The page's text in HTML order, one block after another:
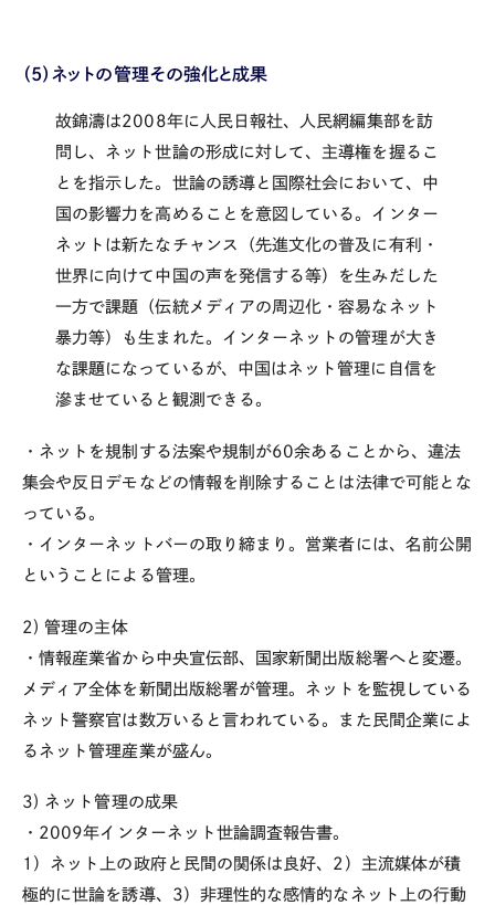
（5）ネットの管理その強化と成果
故錦濤は2008年に人民日報社、人民網編集部を訪
問し、ネット世論の形成に対して、主導権を握るこ
とを指示した。世論の誘導と国際社会において、中
国の影響力を高めることを意図している。インター
ネットは新たなチャンス（先進文化の普及に有利・
世界に向けて中国の声を発信する等）を生みだした
一方で課題（伝統メディアの周辺化・容易なネット
暴力等）も生まれた。インターネットの管理が大き
な課題になっているが、中国はネット管理に自信を
滲ませていると観測できる。
・ネットを規制する法案や規制が60余あることから、違法
集会や反日デモなどの情報を削除することは法律で可能とな
っている。
・インターネットバーの取り締まり。営業者には、名前公開
ということによる管理。
2) 管理の主体
・情報産業省から中央宣伝部、国家新聞出版総署へと変遷。
メディア全体を新聞出版総署が管理。ネットを監視している
ネット警察官は数万いると言われている。また民間企業によ
るネット管理産業が盛ん。
3) ネット管理の成果
・2009年インターネット世論調査報告書。
1）ネット上の政府と民間の関係は良好、2）主流媒体が積
極的に世論を誘導、3）非理性的な感情的なネット上の行動